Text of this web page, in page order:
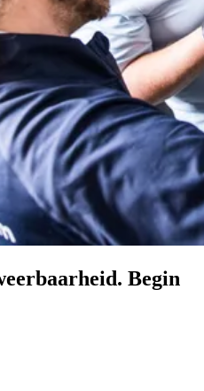
Begin